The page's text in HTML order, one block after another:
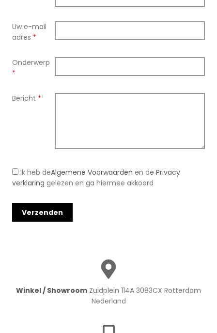
Uw e-mail
adres *
Onderwerp
*
Bericht *
Ik heb deAlgemene Voorwaarden en de Privacy
verklaring gelezen en ga hiermee akkoord
Winkel / Showroom Zuidplein 114A 3083CX Rotterdam
Nederland